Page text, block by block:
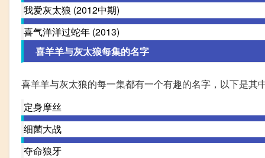
我爱灰太狼 (2012中期)
喜气洋洋过蛇年 (2013)
喜羊羊与灰太狼每集的名字
喜羊羊与灰太狼的每一集都有一个有趣的名字，以下是其
定身摩丝
细菌大战
夺命狼牙